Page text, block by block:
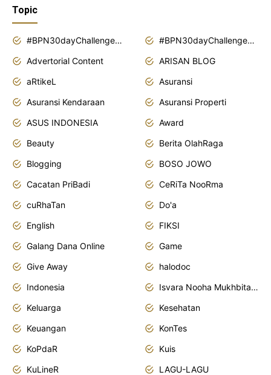
Topic
#BPN30dayChallenge2018
#BPN30dayChallenge2019
Advertorial Content
ARISAN BLOG
aRtikeL
Asuransi
Asuransi Kendaraan
Asuransi Properti
ASUS INDONESIA
Award
Beauty
Berita OlahRaga
Blogging
BOSO JOWO
Cacatan PriBadi
CeRiTa NooRma
cuRhaTan
Do'a
English
FIKSI
Galang Dana Online
Game
Give Away
halodoc
Indonesia
Isvara Nooha Mukhbita Zain
Keluarga
Kesehatan
Keuangan
KonTes
KoPdaR
Kuis
KuLineR
LAGU-LAGU